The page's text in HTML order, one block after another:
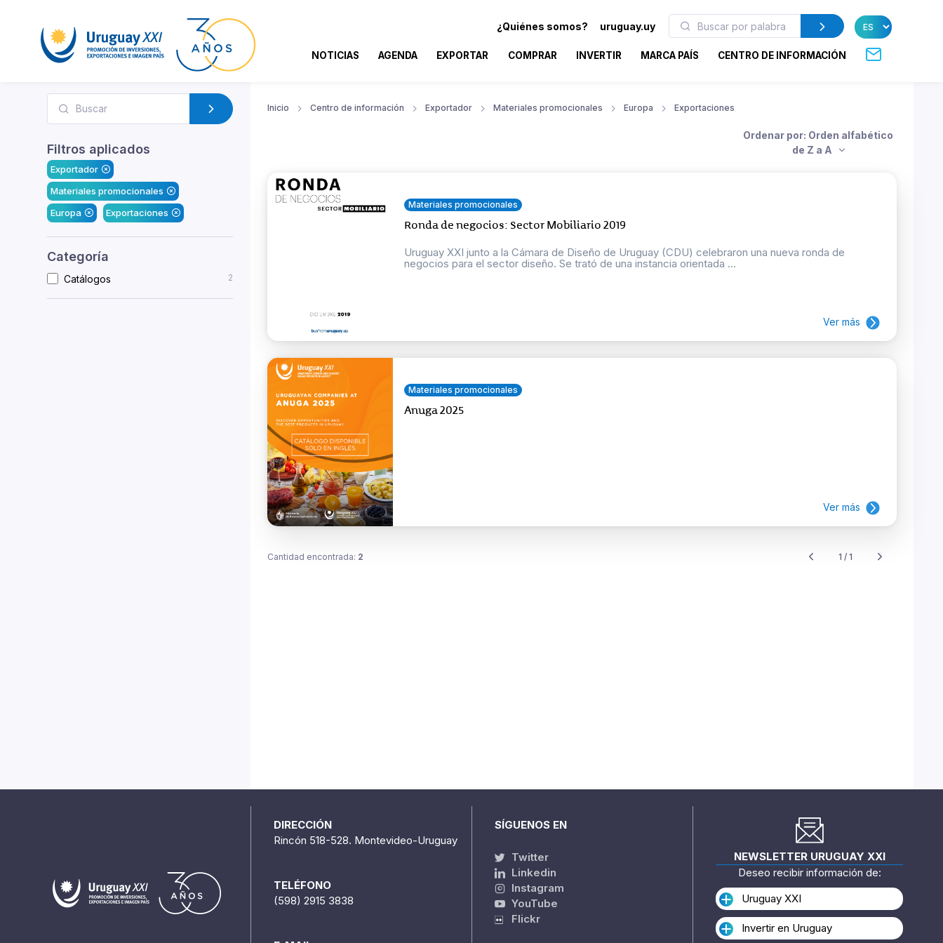
¿Quiénes somos? uruguay.uy
NOTICIAS AGENDA EXPORTAR COMPRAR INVERTIR MARCA PAÍS CENTRO DE INFORMACIÓN
Filtros aplicados
Exportador
Materiales promocionales
Europa
Exportaciones
Categoría
Catálogos 2
Inicio Centro de información Exportador Materiales promocionales Europa Exportaciones
Ordenar por: Orden alfabético
de Z a A
Materiales promocionales
Ronda de negocios: Sector Mobiliario 2019
Uruguay XXI junto a la Cámara de Diseño de Uruguay (CDU) celebraron una nueva ronda de
negocios para el sector diseño. Se trató de una instancia orientada ...
Ver más
Materiales promocionales
Anuga 2025
Ver más
Cantidad encontrada: 2 1 / 1
DIRECCIÓN
Rincón 518-528. Montevideo-Uruguay
TELÉFONO
(598) 2915 3838
SÍGUENOS EN
Twitter
Linkedin
Instagram
YouTube
Flickr
NEWSLETTER URUGUAY XXI
Deseo recibir información de:
Uruguay XXI
Invertir en Uruguay